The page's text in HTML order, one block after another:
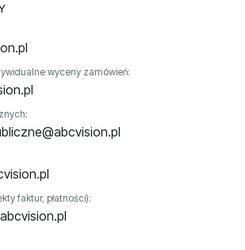
wyceny zamówień:
faktur, płatności):